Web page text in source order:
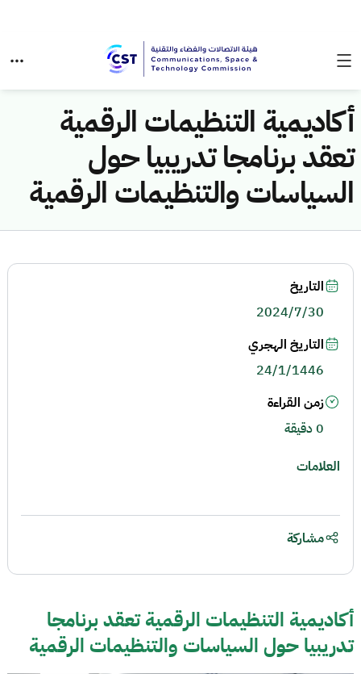
أكاديمية التنظيمات الرقمية
تعقد برنامجا تدريبيا حول
السياسات والتنظيمات الرقمية
أكاديمية التنظيمات الرقمية تعقد برنامجا
تدريبيا حول السياسات والتنظيمات الرقمية
التاريخ
2024/7/30
التاريخ الهجري
24/1/1446
زمن القراءة
0 دقيقة
العلامات
مشاركة